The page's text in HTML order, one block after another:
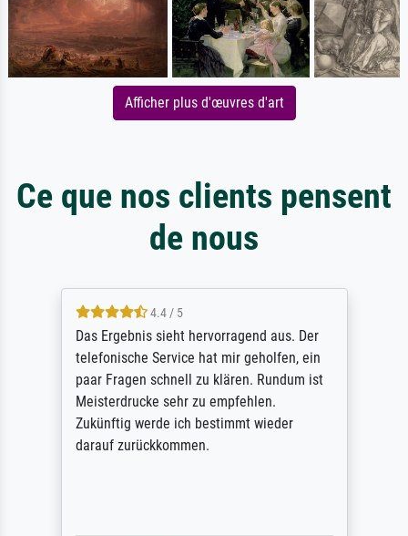
Afficher plus d'œuvres d'art
Ce que nos clients pensent
de nous
4.4 / 5
Das Ergebnis sieht hervorragend aus. Der
telefonische Service hat mir geholfen, ein
paar Fragen schnell zu klären. Rundum ist
Meisterdrucke sehr zu empfehlen.
Zukünftig werde ich bestimmt wieder
darauf zurückkommen.